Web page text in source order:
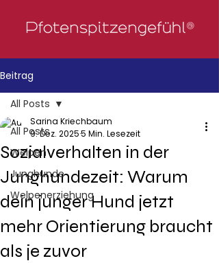
Beitrag
All Posts
Welpen
Junghunde
Welpenerziehung
All Posts
Sozialverhalten in der
Junghundezeit: Warum
dein junger Hund jetzt
mehr Orientierung braucht
als je zuvor
Sarina Kriechbaum
9. Dez. 20255 Min. Lesezeit